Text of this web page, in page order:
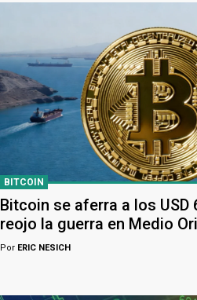
BITCOIN
Bitcoin se aferra a los USD
reojo la guerra en Medio
Por ERIC NESICH